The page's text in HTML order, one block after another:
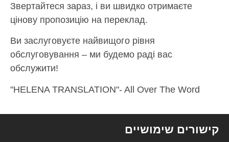
Звертайтеся зараз, і ви швидко отримаєте
цінову пропозицію на переклад.
Ви заслуговуєте найвищого рівня
обслуговування – ми будемо раді вас
обслужити!
"HELENA TRANSLATION"- All Over The Word
קישורים שימושיים